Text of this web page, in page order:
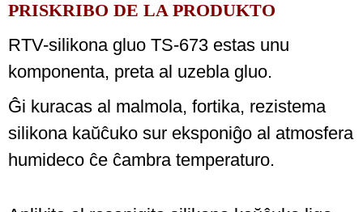
PRISKRIBO DE LA PRODUKTO
RTV-silikona gluo TS-673 estas unu
komponenta, preta al uzebla gluo.
Ĝi kuracas al malmola, fortika, rezistema
silikona kaŭĉuko sur eksponiĝo al atmosfera
humideco ĉe ĉambra temperaturo.